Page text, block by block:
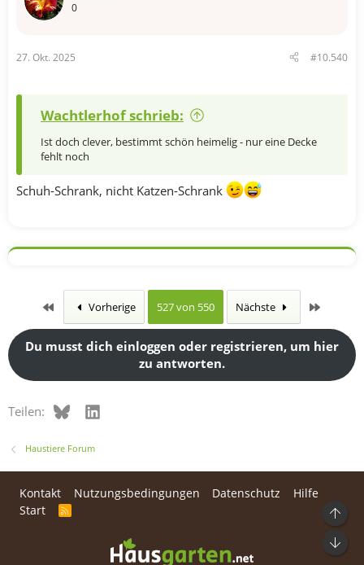
0
27. Okt. 2025 #10.540
Wachtlerhof schrieb:
Ist doch clever, bestimmt schön heimelig - nur eine Decke
fehlt noch
Schuh-Schrank, nicht Katzen-Schrank
Erste Vorherige 527 von 550 Nächste
Du musst dich einloggen oder registrieren, um hier
zu antworten.
Teilen: BlueskyLinkedIn
Haustiere Forum
Kontakt Nutzungsbedingungen Datenschutz
Hilfe
Start
R